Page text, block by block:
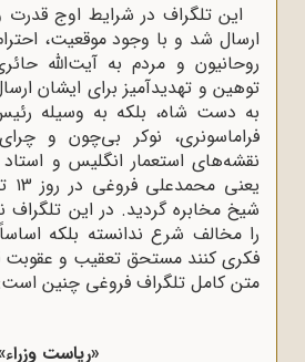
این تلگراف در شرایط اوج قدرت
ارسال شد و با وجود موقعیت،
روحانیون و مردم به آیت‌الله
توهین و تهدیدآمیز برای ایشان
به دست شاه، بلکه به وسیله
فراماسونری، نوکر بی‌چون و
نقشه‌های استعمار انگلیس و استاد
شیخ مخابره گردید. در این تلگراف
را مخالف شرع ندانسته بلکه
فکری کنند مستحق تعقیب و عقوبت
متن کامل تلگراف فروغی چنین
«ریاست